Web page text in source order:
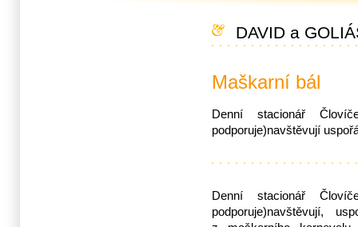
DAVID a
Maškarní bál
Denní stacionář
podporuje)nav­štěvují
Denní stacionář
podporuje)nav­štěvují,